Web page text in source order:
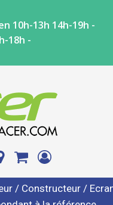
10h-13h 14h-19h -
18h -
/ Constructeur /